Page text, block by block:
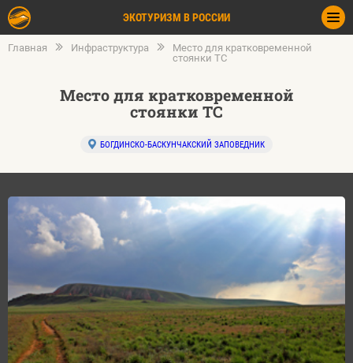
ЭКОТУРИЗМ В РОССИИ
Главная Инфраструктура
Место для кратковременной
стоянки ТС
Место для кратковременной
стоянки ТС
БОГДИНСКО-БАСКУНЧАКСКИЙ ЗАПОВЕДНИК